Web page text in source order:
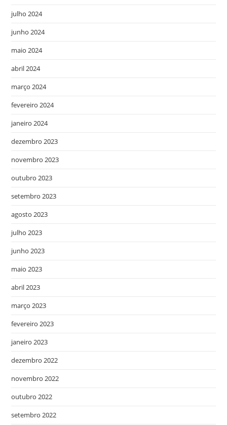
julho 2024
junho 2024
maio 2024
abril 2024
março 2024
fevereiro 2024
janeiro 2024
dezembro 2023
novembro 2023
outubro 2023
setembro 2023
agosto 2023
julho 2023
junho 2023
maio 2023
abril 2023
março 2023
fevereiro 2023
janeiro 2023
dezembro 2022
novembro 2022
outubro 2022
setembro 2022